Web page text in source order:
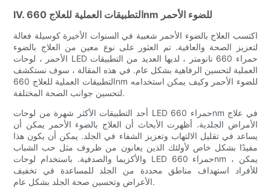
IV. التطبيقات العملية للعلاج 660nm للضوء الأحمر
اكتسب العلاج بالضوء الأحمر شعبية في السنوات الأخيرة كوسيلة فعالة
لتعزيز الصحة والعافية. تم العثور على نوع معين من العلاج بالضوء
الأحمر ، لوحات LED حمراء 660 نانومتر ، لديها العديد من التطبيقات
العملية لتحسين الرفاهية بشكل عام. في هذه المقالة ، سوف نستكشف
التطبيقات العملية للعلاج 660nm للضوء الأحمر وكيف يمكن استخدامه
لتحسين جوانب الصحة المختلفة.
أحد التطبيقات الأكثر شهرة من لوحات LED حمراء 660nm في علاج
الأمراض الجلدية. أظهرت الأبحاث أن العلاج بالضوء الأحمر يمكن أن
يساعد في تقليل الالتهاب وتعزيز الشفاء في الجلد. يمكن أن يكون هذا
مفيدًا بشكل خاص لأولئك الذين يعانون من ظروف مثل حب الشباب
والأكزيما والصدفية. باستخدام لوحات LED حمراء 660nm ، يمكن
للأفراد استهداف مناطق محددة من الجلد للمساعدة في تخفيف
الأعراض وتحسين صحة الجلد بشكل عام.